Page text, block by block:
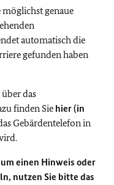
genaue
automatisch die
gefunden haben
das
finden Sie hier (in
Gebärdentelefon in
einen Hinweis oder
nutzen Sie bitte das